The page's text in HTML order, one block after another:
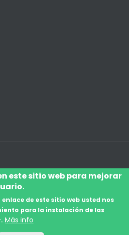
Legal
este sitio web para mejorar
de este sitio web usted nos
para la instalación de las
Más info